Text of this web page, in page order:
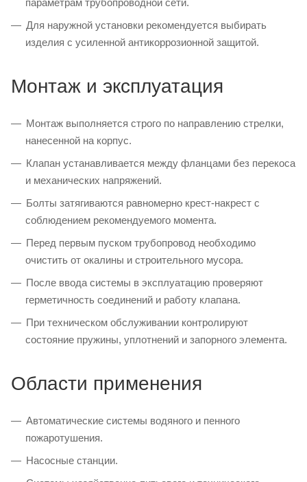
параметрам трубопроводной сети.
Для наружной установки рекомендуется выбирать
изделия с усиленной антикоррозионной защитой.
Монтаж и эксплуатация
Монтаж выполняется строго по направлению стрелки,
нанесенной на корпус.
Клапан устанавливается между фланцами без перекоса
и механических напряжений.
Болты затягиваются равномерно крест-накрест с
соблюдением рекомендуемого момента.
Перед первым пуском трубопровод необходимо
очистить от окалины и строительного мусора.
После ввода системы в эксплуатацию проверяют
герметичность соединений и работу клапана.
При техническом обслуживании контролируют
состояние пружины, уплотнений и запорного элемента.
Области применения
Автоматические системы водяного и пенного
пожаротушения.
Насосные станции.